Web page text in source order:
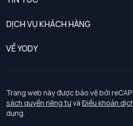
DỊCH VỤ KHÁCH HÀNG
Chính sách khách hàng thân thiết
Chính sách bảo vệ dữ liệu cá nhân
Chính sách thanh toán, giao nhận
VỀ YODY
Tuyển dụng
Trang web này được bảo vệ bởi
sách quyền riêng tưvà Điều khoản
dụng.